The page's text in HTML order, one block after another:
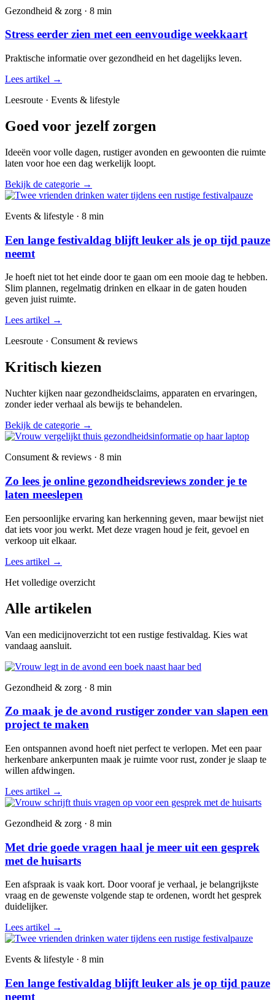
Gezondheid & zorg · 8 min
Stress eerder zien met een eenvoudige weekkaart
Praktische informatie over gezondheid en het dagelijks leven.
Lees artikel →
Leesroute · Events & lifestyle
Goed voor jezelf zorgen
Ideeën voor volle dagen, rustiger avonden en gewoonten die ruimte
laten voor hoe een dag werkelijk loopt.
Bekijk de categorie →
Events & lifestyle · 8 min
Een lange festivaldag blijft leuker als je op tijd pauze
neemt
Je hoeft niet tot het einde door te gaan om een mooie dag te hebben.
Slim plannen, regelmatig drinken en elkaar in de gaten houden
geven juist ruimte.
Lees artikel →
Leesroute · Consument & reviews
Kritisch kiezen
Nuchter kijken naar gezondheidsclaims, apparaten en ervaringen,
zonder ieder verhaal als bewijs te behandelen.
Bekijk de categorie →
Consument & reviews · 8 min
Zo lees je online gezondheidsreviews zonder je te
laten meeslepen
Een persoonlijke ervaring kan herkenning geven, maar bewijst niet
dat iets voor jou werkt. Met deze vragen houd je feit, gevoel en
verkoop uit elkaar.
Lees artikel →
Het volledige overzicht
Alle artikelen
Van een medicijnoverzicht tot een rustige festivaldag. Kies wat
vandaag aansluit.
Gezondheid & zorg · 8 min
Zo maak je de avond rustiger zonder van slapen een
project te maken
Een ontspannen avond hoeft niet perfect te verlopen. Met een paar
herkenbare ankerpunten maak je ruimte voor rust, zonder je slaap te
willen afdwingen.
Lees artikel →
Gezondheid & zorg · 8 min
Met drie goede vragen haal je meer uit een gesprek
met de huisarts
Een afspraak is vaak kort. Door vooraf je verhaal, je belangrijkste
vraag en de gewenste volgende stap te ordenen, wordt het gesprek
duidelijker.
Lees artikel →
Events & lifestyle · 8 min
Een lange festivaldag blijft leuker als je op tijd pauze
neemt